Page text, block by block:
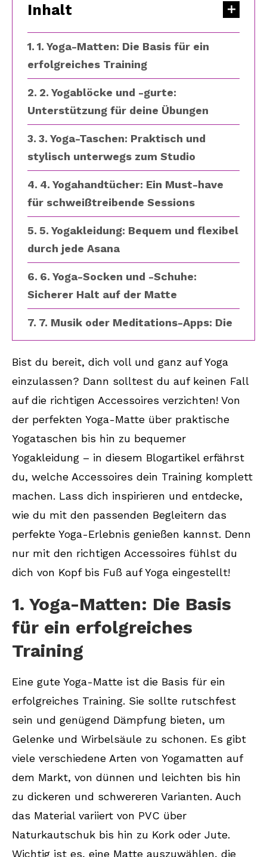
Inhalt
1. Yoga-Matten: Die Basis für ein
erfolgreiches Training
2. Yogablöcke und -gurte:
Unterstützung für deine Übungen
3. Yoga-Taschen: Praktisch und
stylisch unterwegs zum Studio
4. Yogahandtücher: Ein Must-have
für schweißtreibende Sessions
5. Yogakleidung: Bequem und flexibel
durch jede Asana
6. Yoga-Socken und -Schuhe:
Sicherer Halt auf der Matte
7. Musik oder Meditations-Apps: Die
richtige Atmosphäre schaffen
8. Aromatherapie im Yoga-Raum:
Entspannung pur während des
Trainings
9. Wasserflaschen mit
10. Fazit: Mit den passenden
Accessoires das perfekte Yoga-
Erlebnis genießen
Bist du bereit, dich voll und ganz auf Yoga
einzulassen? Dann solltest du auf keinen Fall
auf die richtigen Accessoires verzichten! Von
der perfekten Yoga-Matte über praktische
Yogataschen bis hin zu bequemer
Yogakleidung – in diesem Blogartikel erfährst
du, welche Accessoires dein Training komplett
machen. Lass dich inspirieren und entdecke,
wie du mit den passenden Begleitern das
perfekte Yoga-Erlebnis genießen kannst. Denn
nur mit den richtigen Accessoires fühlst du
dich von Kopf bis Fuß auf Yoga eingestellt!
1. Yoga-Matten: Die Basis
für ein erfolgreiches
Training
Eine gute Yoga-Matte ist die Basis für ein
erfolgreiches Training. Sie sollte rutschfest
sein und genügend Dämpfung bieten, um
Gelenke und Wirbelsäule zu schonen. Es gibt
viele verschiedene Arten von Yogamatten auf
dem Markt, von dünnen und leichten bis hin
zu dickeren und schwereren Varianten. Auch
das Material variiert von PVC über
Naturkautschuk bis hin zu Kork oder Jute.
Wichtig ist es, eine Matte auszuwählen, die